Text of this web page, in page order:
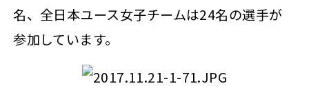
名、全日本ユース女子チームは24名の選手が
参加しています。